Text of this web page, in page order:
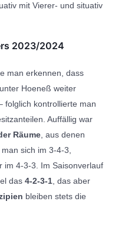
mit Vierer- und situativ
2023/2024
man erkennen, dass
unter Hoeneß weiter
folglich kontrollierte man
Auffällig war
Räume, aus denen
sich im 3-4-3,
im 4-3-3. Im Saisonverlauf
das 4-2-3-1, das aber
bleiben stets die